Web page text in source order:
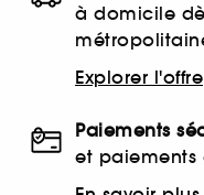
à domicile
Explorer l'offre
Paiements
et paiements